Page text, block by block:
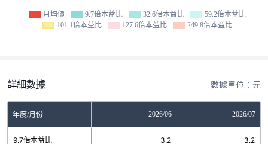
月均價 9.7倍本益比 32.6倍本益比
59.2倍本益比
101.1倍本益比
127.6倍本益比 249.8倍本益比
詳細數據 數據單位：元
年度/月份 2026/06 2026/07
9.7倍本益比 3.2 3.2